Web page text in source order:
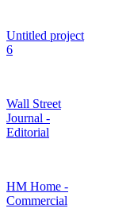
Untitled project
6
Wall Street
Journal -
Editorial
HM Home -
Commercial